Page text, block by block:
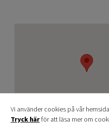
Vi använder cookies på vår
Tryck härför att läsa mer om